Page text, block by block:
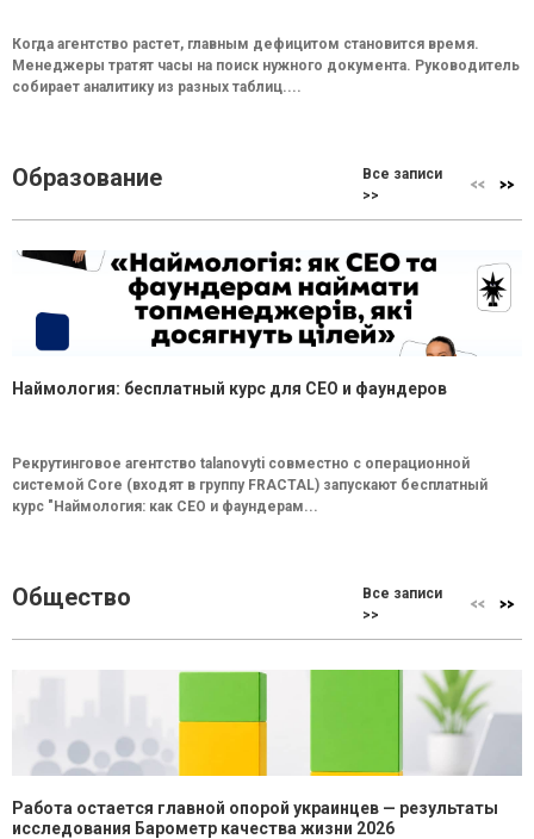
Когда агентство растет, главным дефицитом становится время.
Менеджеры тратят часы на поиск нужного документа. Руководитель
собирает аналитику из разных таблиц....
Образование
Все записи
>>
Наймология: бесплатный курс для CEO и фаундеров
Рекрутинговое агентство talanovyti совместно с операционной
системой Core (входят в группу FRACTAL) запускают бесплатный
курс "Наймология: как СEO и фаундерам...
Общество
Все записи
>>
Работа остается главной опорой украинцев — результаты
исследования Барометр качества жизни 2026